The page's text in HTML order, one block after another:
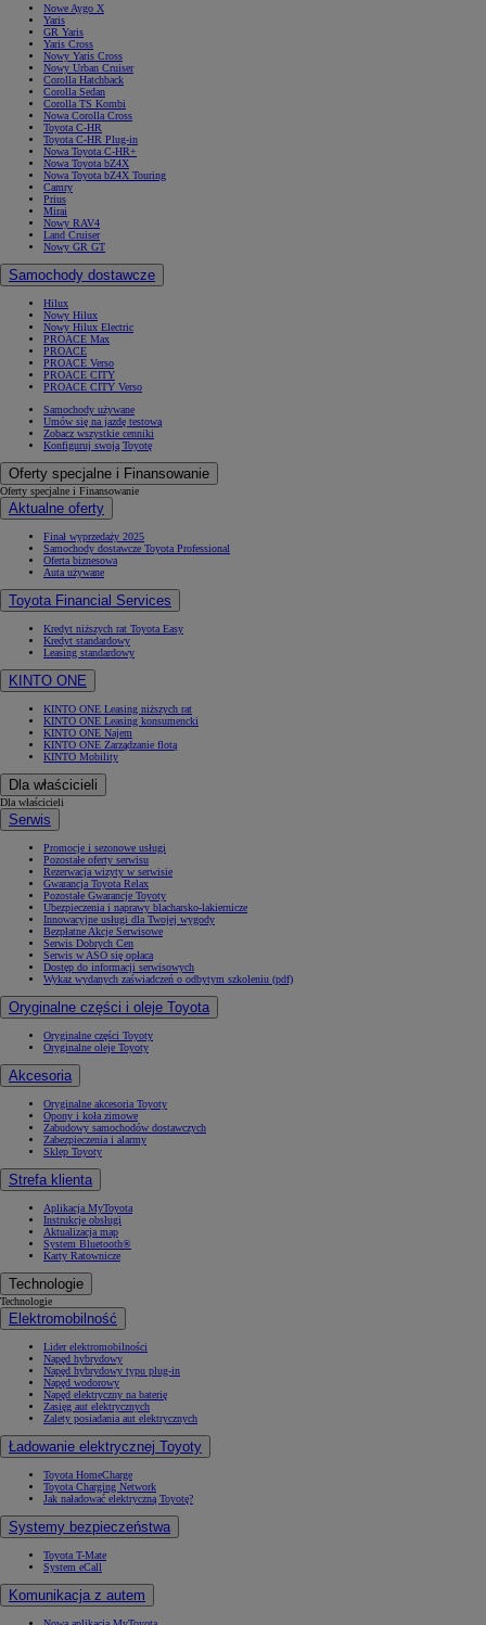
Nowe Aygo X
Yaris
GR Yaris
Yaris Cross
Nowy Yaris Cross
Nowy Urban Cruiser
Corolla Hatchback
Corolla Sedan
Corolla TS Kombi
Nowa Corolla Cross
Toyota C-HR
Toyota C-HR Plug-in
Nowa Toyota C-HR+
Nowa Toyota bZ4X
Nowa Toyota bZ4X Touring
Camry
Prius
Mirai
Nowy RAV4
Land Cruiser
Nowy GR GT
Samochody dostawcze
Hilux
Nowy Hilux
Nowy Hilux Electric
PROACE Max
PROACE
PROACE Verso
PROACE CITY
PROACE CITY Verso
Samochody używane
Umów się na jazdę testową
Zobacz wszystkie cenniki
Konfiguruj swoją Toyotę
Oferty specjalne i Finansowanie
Oferty specjalne i Finansowanie
Aktualne oferty
Finał wyprzedaży 2025
Samochody dostawcze Toyota Professional
Oferta biznesowa
Auta używane
Toyota Financial Services
Kredyt niższych rat Toyota Easy
Kredyt standardowy
Leasing standardowy
KINTO ONE
KINTO ONE Leasing niższych rat
KINTO ONE Leasing konsumencki
KINTO ONE Najem
KINTO ONE Zarządzanie flotą
KINTO Mobility
Dla właścicieli
Dla właścicieli
Serwis
Promocje i sezonowe usługi
Pozostałe oferty serwisu
Rezerwacja wizyty w serwisie
Gwarancja Toyota Relax
Pozostałe Gwarancje Toyoty
Ubezpieczenia i naprawy blacharsko-lakiernicze
Innowacyjne usługi dla Twojej wygody
Bezpłatne Akcje Serwisowe
Serwis Dobrych Cen
Serwis w ASO się opłaca
Dostęp do informacji serwisowych
Wykaz wydanych zaświadczeń o odbytym szkoleniu (pdf)
Oryginalne części i oleje Toyota
Oryginalne części Toyoty
Oryginalne oleje Toyoty
Akcesoria
Oryginalne akcesoria Toyoty
Opony i koła zimowe
Zabudowy samochodów dostawczych
Zabezpieczenia i alarmy
Sklep Toyoty
Strefa klienta
Aplikacja MyToyota
Instrukcje obsługi
Aktualizacja map
System Bluetooth®
Karty Ratownicze
Technologie
Technologie
Elektromobilność
Lider elektromobilności
Napęd hybrydowy
Napęd hybrydowy typu plug-in
Napęd wodorowy
Napęd elektryczny na baterię
Zasięg aut elektrycznych
Zalety posiadania aut elektrycznych
Ładowanie elektrycznej Toyoty
Toyota HomeCharge
Toyota Charging Network
Jak naładować elektryczną Toyotę?
Systemy bezpieczeństwa
Toyota T-Mate
System eCall
Komunikacja z autem